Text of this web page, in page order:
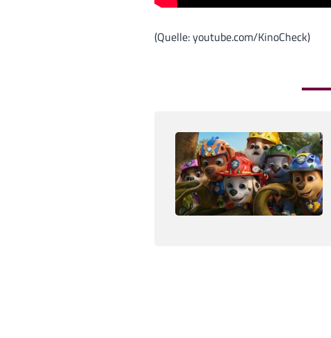
(Quelle: youtube.com/KinoCheck)